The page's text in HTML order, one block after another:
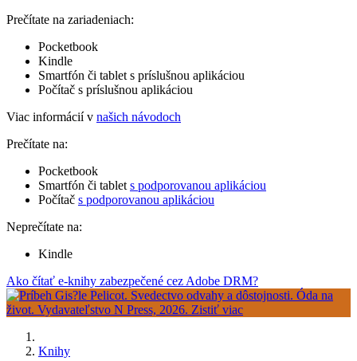
Prečítate na zariadeniach:
Pocketbook
Kindle
Smartfón či tablet s príslušnou aplikáciou
Počítač s príslušnou aplikáciou
Viac informácií v našich návodoch
Prečítate na:
Pocketbook
Smartfón či tablet s podporovanou aplikáciou
Počítač s podporovanou aplikáciou
Neprečítate na:
Kindle
Ako čítať e-knihy zabezpečené cez Adobe DRM?
Knihy